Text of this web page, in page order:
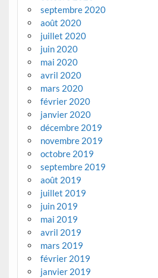
septembre 2020
août 2020
juillet 2020
juin 2020
mai 2020
avril 2020
mars 2020
février 2020
janvier 2020
décembre 2019
novembre 2019
octobre 2019
septembre 2019
août 2019
juillet 2019
juin 2019
mai 2019
avril 2019
mars 2019
février 2019
janvier 2019